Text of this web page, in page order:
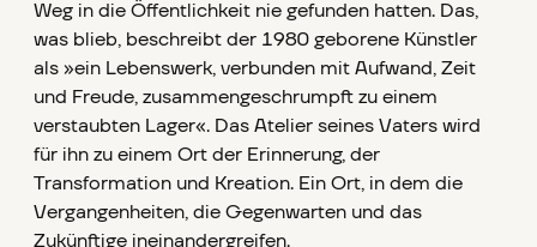
Weg in die Öffentlichkeit nie gefunden hatten. Das,
was blieb, beschreibt der 1980 geborene Künstler
als »ein Lebenswerk, verbunden mit Aufwand, Zeit
und Freude, zusammengeschrumpft zu einem
verstaubten Lager«. Das Atelier seines Vaters wird
für ihn zu einem Ort der Erinnerung, der
Transformation und Kreation. Ein Ort, in dem die
Vergangenheiten, die Gegenwarten und das
Zukünftige ineinandergreifen.